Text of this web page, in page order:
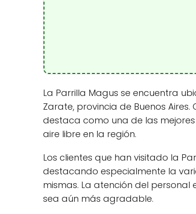
La Parrilla Magus se encuentra
Zarate, provincia de Buenos
destaca como una de las
aire libre en la región.
Los clientes que han visitado la
destacando especialmente la
mismas. La atención del personal
sea aún más agradable.